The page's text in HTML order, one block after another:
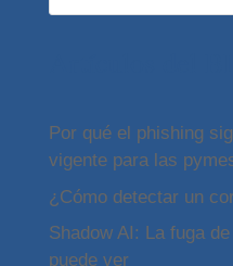
Por qué el phishing
vigente para las
¿Cómo detectar un
Shadow AI: La fuga
puede ver